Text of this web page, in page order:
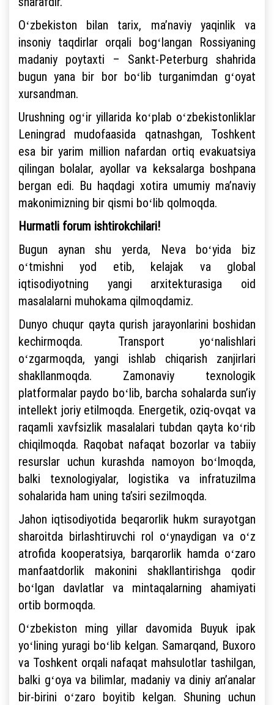
Oʻzbekiston bilan tarix, maʼnaviy yaqinlik va
insoniy taqdirlar orqali bogʻlangan Rossiyaning
madaniy poytaxti – Sankt-Peterburg shahrida
bugun yana bir bor boʻlib turganimdan gʻoyat
xursandman.
Urushning ogʻir yillarida koʻplab oʻzbekistonliklar
Leningrad mudofaasida qatnashgan, Toshkent
esa bir yarim million nafardan ortiq evakuatsiya
qilingan bolalar, ayollar va keksalarga boshpana
bergan edi. Bu haqdagi xotira umumiy maʼnaviy
makonimizning bir qismi boʻlib qolmoqda.
Hurmatli forum ishtirokchilari!
Bugun aynan shu yerda, Neva boʻyida biz
oʻtmishni yod etib, kelajak va global
iqtisodiyotning yangi arxitekturasiga oid
masalalarni muhokama qilmoqdamiz.
Dunyo chuqur qayta qurish jarayonlarini boshidan
kechirmoqda. Transport yoʻnalishlari
oʻzgarmoqda, yangi ishlab chiqarish zanjirlari
shakllanmoqda. Zamonaviy texnologik
platformalar paydo boʻlib, barcha sohalarda sunʼiy
intellekt joriy etilmoqda. Energetik, oziq-ovqat va
raqamli xavfsizlik masalalari tubdan qayta koʻrib
chiqilmoqda. Raqobat nafaqat bozorlar va tabiiy
resurslar uchun kurashda namoyon boʻlmoqda,
balki texnologiyalar, logistika va infratuzilma
sohalarida ham uning taʼsiri sezilmoqda.
Jahon iqtisodiyotida beqarorlik hukm surayotgan
sharoitda birlashtiruvchi rol oʻynaydigan va oʻz
atrofida kooperatsiya, barqarorlik hamda oʻzaro
manfaatdorlik makonini shakllantirishga qodir
boʻlgan davlatlar va mintaqalarning ahamiyati
ortib bormoqda.
Oʻzbekiston ming yillar davomida Buyuk ipak
yoʻlining yuragi boʻlib kelgan. Samarqand, Buxoro
va Toshkent orqali nafaqat mahsulotlar tashilgan,
balki gʻoya va bilimlar, madaniy va diniy anʼanalar
bir-birini oʻzaro boyitib kelgan. Shuning uchun